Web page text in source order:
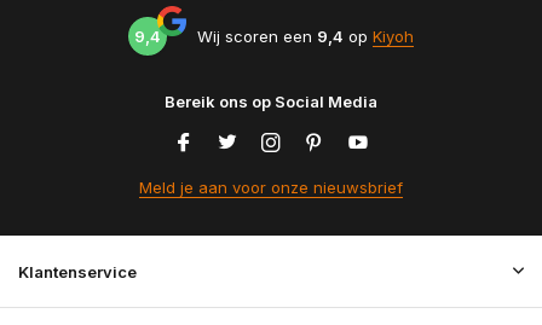
9,4 Wij scoren een 9,4 op Kiyoh
Bereik ons op Social Media
Meld je aan voor onze nieuwsbrief
Klantenservice